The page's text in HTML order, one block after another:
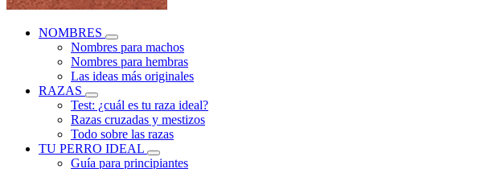
NOMBRES
Nombres para machos
Nombres para hembras
Las ideas más originales
RAZAS
Test: ¿cuál es tu raza ideal?
Razas cruzadas y mestizos
Todo sobre las razas
TU PERRO IDEAL
Guía para principiantes